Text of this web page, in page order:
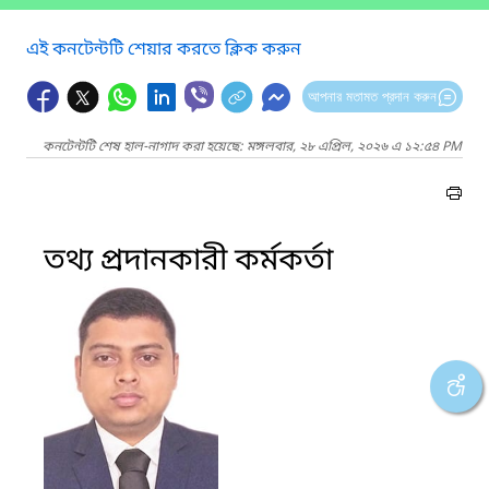
এই কনটেন্টটি শেয়ার করতে ক্লিক করুন
আপনার মতামত প্রদান করুন
কনটেন্টটি শেষ হাল-নাগাদ করা হয়েছে: মঙ্গলবার, ২৮ এপ্রিল, ২০২৬ এ ১২:৫৪ PM
তথ্য প্রদানকারী কর্মকর্তা